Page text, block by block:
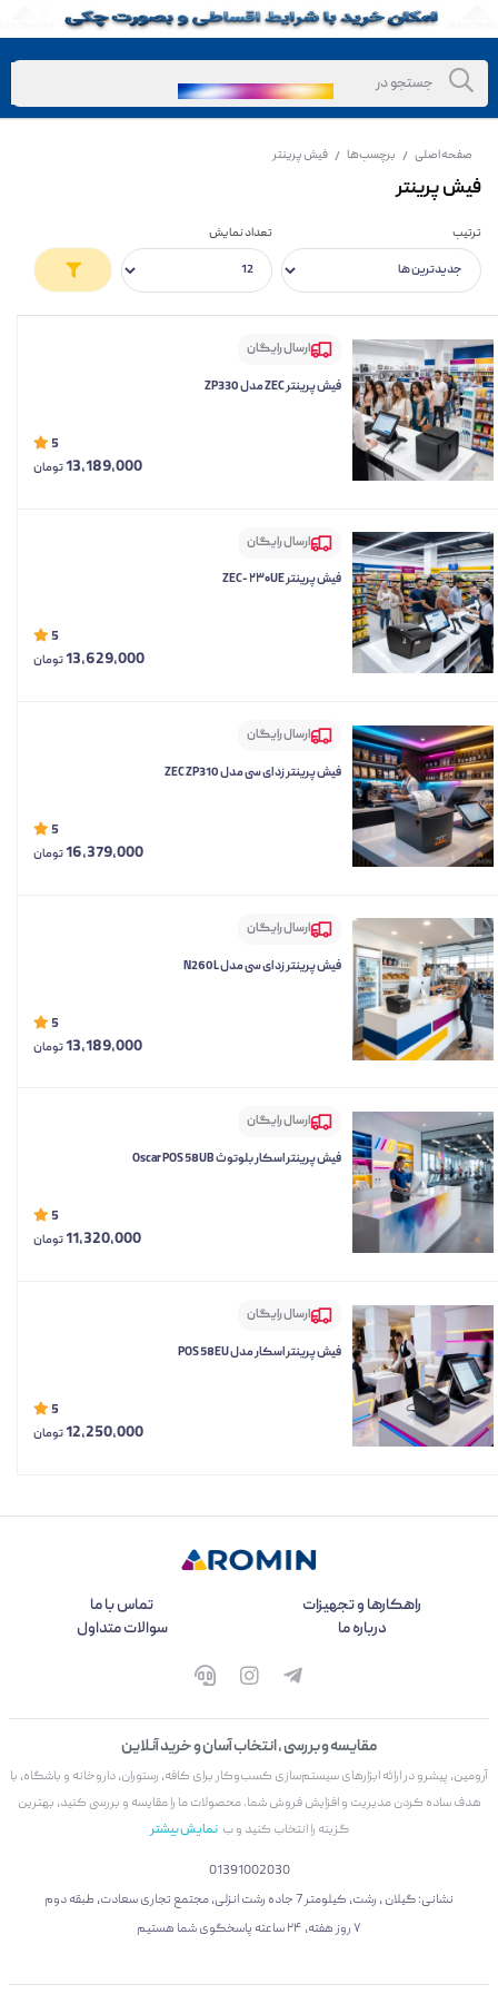
صفحه اصلی / برچسب‌ها / فیش پرینتر
فیش پرینتر
ترتیب تعداد نمایش
ارسال رایگان
فیش پرینتر ZEC مدل ZP330
5
13,189,000تومان
ارسال رایگان
فیش پرینتر ZEC- ۲۳۰UE
5
13,629,000تومان
ارسال رایگان
فیش پرینتر زد ای سی مدل ZEC ZP310
5
16,379,000تومان
ارسال رایگان
فیش پرینتر زد ای سی مدل N260L
5
13,189,000تومان
ارسال رایگان
فیش پرینتر اسکار بلوتوث Oscar POS 58UB
5
11,320,000تومان
ارسال رایگان
فیش پرینتر اسکار مدل POS 58EU
5
12,250,000تومان
راهکارها و تجهیزات
تماس با ما
درباره ما
سوالات متداول
مقایسه و بررسی ، انتخاب آسان و خرید آنلاین
آرومین، پیشرو در ارائه ابزارهای سیستم‌سازی کسب‌وکار برای کافه، رستوران، داروخانه و باشگاه، با
هدف ساده کردن مدیریت و افزایش فروش شما. محصولات ما را مقایسه و بررسی کنید، بهترین
گزینه را انتخاب کنید و ب نمایش بیشتر
01391002030
نشانی: گیلان ، رشت، کیلومتر 7 جاده رشت انزلی، مجتمع تجاری سعادت، طبقه دوم
۷ روز هفته، ۲۴ ساعته پاسخگوی شما هستیم